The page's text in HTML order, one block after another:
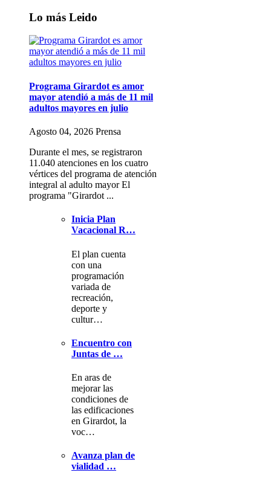
Lo más Leido
Programa Girardot es amor
mayor atendió a más de 11 mil
adultos mayores en julio
Agosto 04, 2026 Prensa
Durante el mes, se registraron
11.040 atenciones en los cuatro
vértices del programa de atención
integral al adulto mayor El
programa "Girardot ...
Inicia Plan
Vacacional R…
El plan cuenta
con una
programación
variada de
recreación,
deporte y
cultur…
Encuentro con
Juntas de …
En aras de
mejorar las
condiciones de
las edificaciones
en Girardot, la
voc…
Avanza plan de
vialidad …